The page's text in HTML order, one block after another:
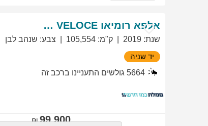
אלפא רומיאו GIULIETTA VELOCE
שנת:
2019 ק"מ:
105,554 צבע: שנהב לבן
יד שניה
5664 גולשים התעניינו ברכב זה
99,900